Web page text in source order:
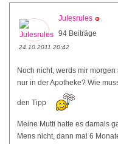
Julesrules
94 Beiträge
24.10.2011 20:42
Noch nicht, werds mir
nur in der Apotheke? Wie
den Tipp
Meine Mutti hatte es damals
Mens nicht, dann mal 6